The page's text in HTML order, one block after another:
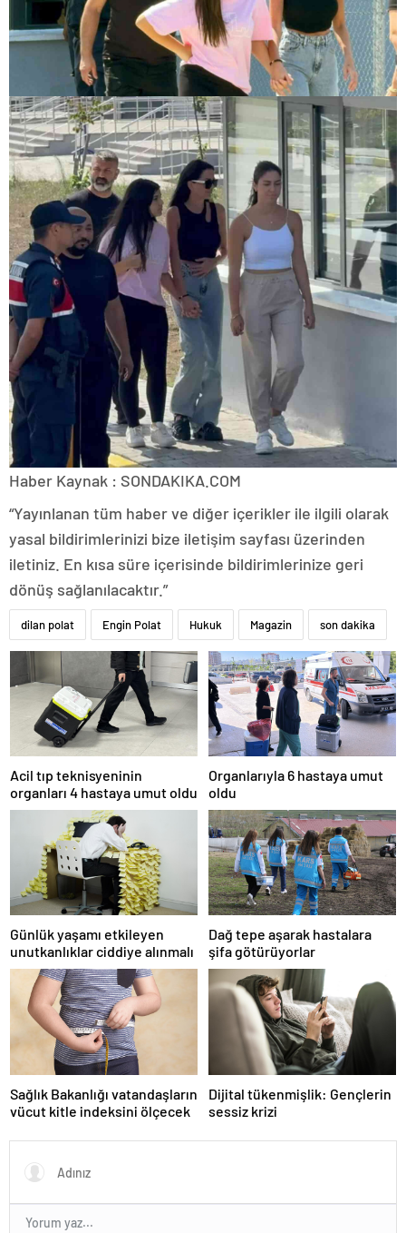
Haber Kaynak : SONDAKIKA.COM
“Yayınlanan tüm haber ve diğer içerikler ile ilgili olarak
yasal bildirimlerinizi bize iletişim sayfası üzerinden
iletiniz. En kısa süre içerisinde bildirimlerinize geri
dönüş sağlanılacaktır.”
dilan polat Engin Polat Hukuk Magazin son dakika
Acil tıp teknisyeninin
organları 4 hastaya umut oldu
Organlarıyla 6 hastaya umut
oldu
Günlük yaşamı etkileyen
unutkanlıklar ciddiye alınmalı
Dağ tepe aşarak hastalara
şifa götürüyorlar
Sağlık Bakanlığı vatandaşların
vücut kitle indeksini ölçecek
Dijital tükenmişlik: Gençlerin
sessiz krizi